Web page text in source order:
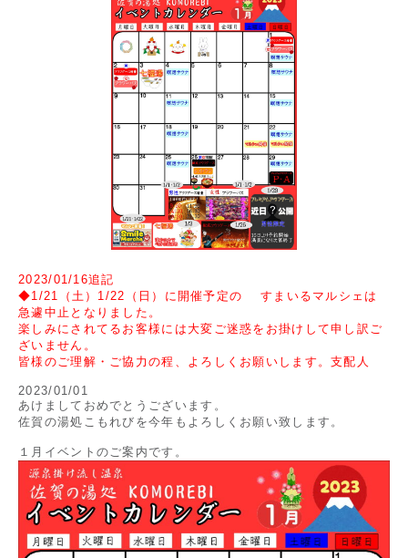
2023/01/16追記
◆1/21（土）1/22（日）に開催予定の すまいるマルシェは
急遽中止となりました。
楽しみにされてるお客様には大変ご迷惑をお掛けして申し訳ご
ざいません。
皆様のご理解・ご協力の程、よろしくお願いします。支配人
2023/01/01
あけましておめでとうございます。
佐賀の湯処こもれびを今年もよろしくお願い致します。
１月イベントのご案内です。